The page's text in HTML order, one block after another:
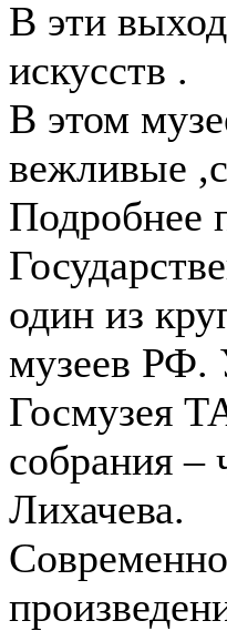
В эти
искусств .
В этом
вежливые
Подробнее
один из
музеев РФ.
Госмузея
собрания –
Лихачева.